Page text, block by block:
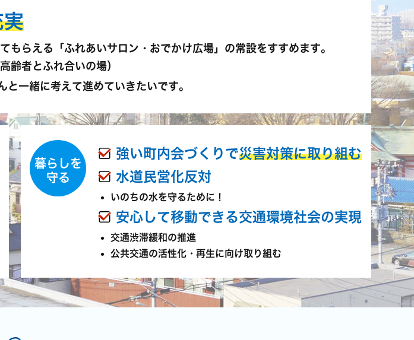
実
もらえる「ふれあいサロン・おでかけ広場」の常設をすすめます。
齢者とふれ合いの場）
一緒に考えて進めていきたいです。
暮らしを
守る
強い町内会づくりで災害対策に取り組む
水道民営化反対
いのちの水を守るために！
安心して移動できる交通環境社会の実現
交通渋滞緩和の推進
公共交通の活性化・再生に向け取り組む